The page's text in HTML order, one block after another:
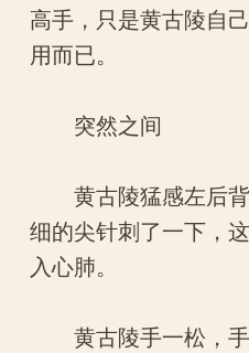
高手，只是黄古陵自
用而已。
突然之间
黄古陵猛感左后背
细的尖针刺了一下，
入心肺。
黄古陵手一松，手